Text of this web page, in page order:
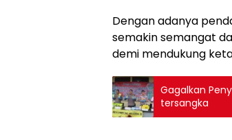
Dengan adanya
semakin semangat
demi mendukung
Gagalkan
tersangka